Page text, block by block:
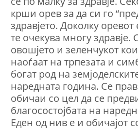
крши орев за да си го
здравјето. Доколку
те очекува многу здравје.
овошјето и зеленчукот
наоѓаат на трпезата и
богат род на
наредната година. Се
обичаи со цел да се
благосостојбата на
Еден од нив е и обичајот